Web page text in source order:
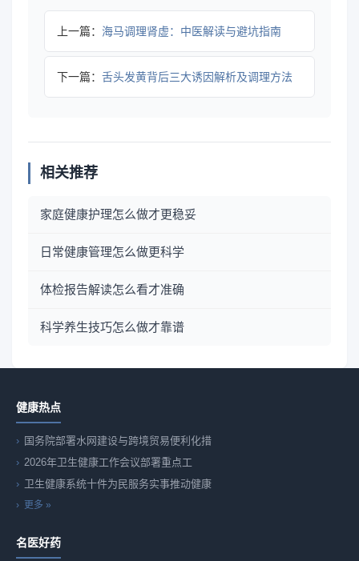
上一篇： 海马调理肾虚：中医解读与避坑指南
下一篇： 舌头发黄背后三大诱因解析及调理方法
相关推荐
家庭健康护理怎么做才更稳妥
日常健康管理怎么做更科学
体检报告解读怎么看才准确
科学养生技巧怎么做才靠谱
健康热点
国务院部署水网建设与跨境贸易便利化措
2026年卫生健康工作会议部署重点工
卫生健康系统十件为民服务实事推动健康
更多 »
名医好药